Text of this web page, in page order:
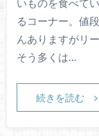
いものを食べて
るコーナー。値
んありますがリ
そう多くは…
続きを読む